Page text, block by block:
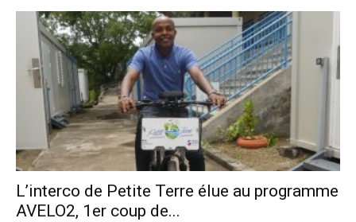
L’interco de Petite Terre élue au programme
AVELO2, 1er coup de...